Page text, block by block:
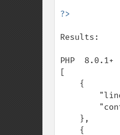
Results:
PHP  8.0.1+
[